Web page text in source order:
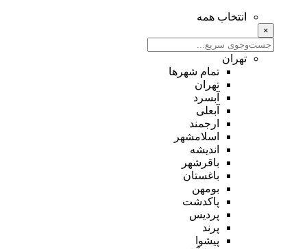
انتخاب همه
×
تهران
تمام شهر‌ها
تهران
آبسرد
آبعلی
ارجمند
اسلامشهر
اندیشه
باقرشهر
باغستان
بومهن
پاکدشت
پردیس
پرند
پیشوا